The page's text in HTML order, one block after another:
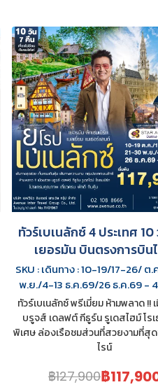
ทัวร์เบเนลักซ์ 4 ประเทศ 10
เยอรมัน บินตรงการบิน
SKU : เดินทาง : 10-19/17-26/ ต
พ.ย./4-13 ธ.ค.69/26 ธ.ค.69 -
ทัวร์เบเนลักซ์ พรีเมี่ยม ห้ามพลาด !!
บรูจส์ เดลฟต์ กีธูร์น รูเดสไฮม์ โรเ
พิเศษ ล่องเรือชมส่วนที่สวยงามที่สุ
ไรน์
฿127,900฿